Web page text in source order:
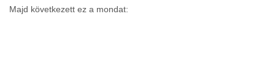
Majd következett ez a mondat: